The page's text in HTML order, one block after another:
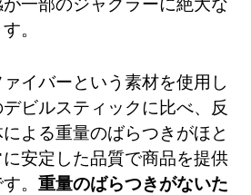
。
イバーという素材を使用し
ビルスティックに比べ、反
よる重量のばらつきがほと
安定した品質で商品を提供
。重量のばらつきがないた